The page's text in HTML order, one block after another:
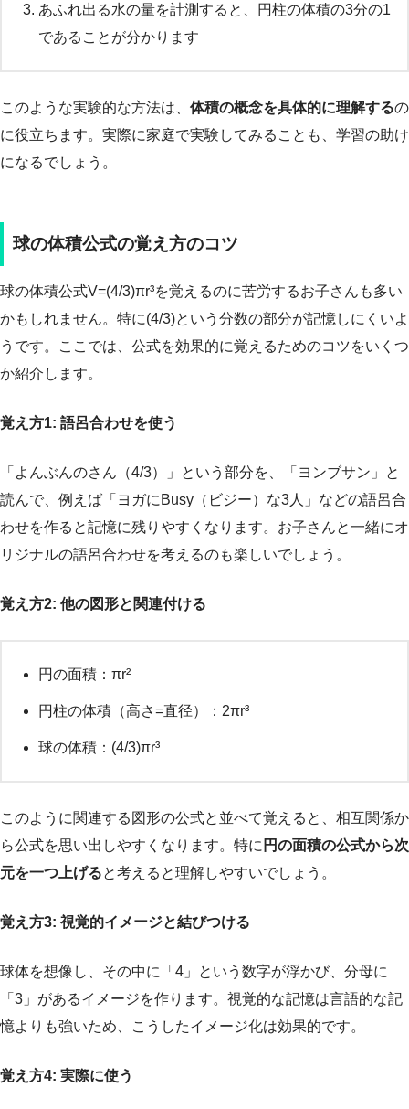
あふれ出る水の量を計測すると、円柱の体積の3分の1
であることが分かります
このような実験的な方法は、 体積の概念を具体的に理解するの
に役立ちます。実際に家庭で実験してみることも、学習の助け
になるでしょう。
球の体積公式の覚え方のコツ
球の体積公式V=(4/3)πr³を覚えるのに苦労するお子さんも多い
かもしれません。特に(4/3)という分数の部分が記憶しにくいよ
うです。ここでは、公式を効果的に覚えるためのコツをいくつ
か紹介します。
覚え方1: 語呂合わせを使う
「よんぶんのさん（4/3）」という部分を、「ヨンブサン」と
読んで、例えば「ヨガにBusy（ビジー）な3人」などの語呂合
わせを作ると記憶に残りやすくなります。お子さんと一緒にオ
リジナルの語呂合わせを考えるのも楽しいでしょう。
覚え方2: 他の図形と関連付ける
円の面積：πr²
円柱の体積（高さ=直径）：2πr³
球の体積：(4/3)πr³
このように関連する図形の公式と並べて覚えると、相互関係か
ら公式を思い出しやすくなります。特に 円の面積の公式から次
元を一つ上げると考えると理解しやすいでしょう。
覚え方3: 視覚的イメージと結びつける
球体を想像し、その中に「4」という数字が浮かび、分母に
「3」があるイメージを作ります。視覚的な記憶は言語的な記
憶よりも強いため、こうしたイメージ化は効果的です。
覚え方4: 実際に使う